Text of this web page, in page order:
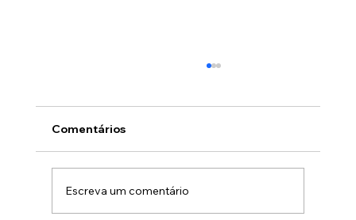
Comentários
Escreva um comentário